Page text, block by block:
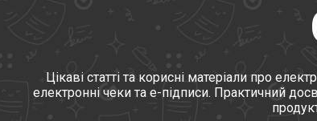
Цікаві статті та корисні матеріали про
електронні чеки та е-підписи. Практичний